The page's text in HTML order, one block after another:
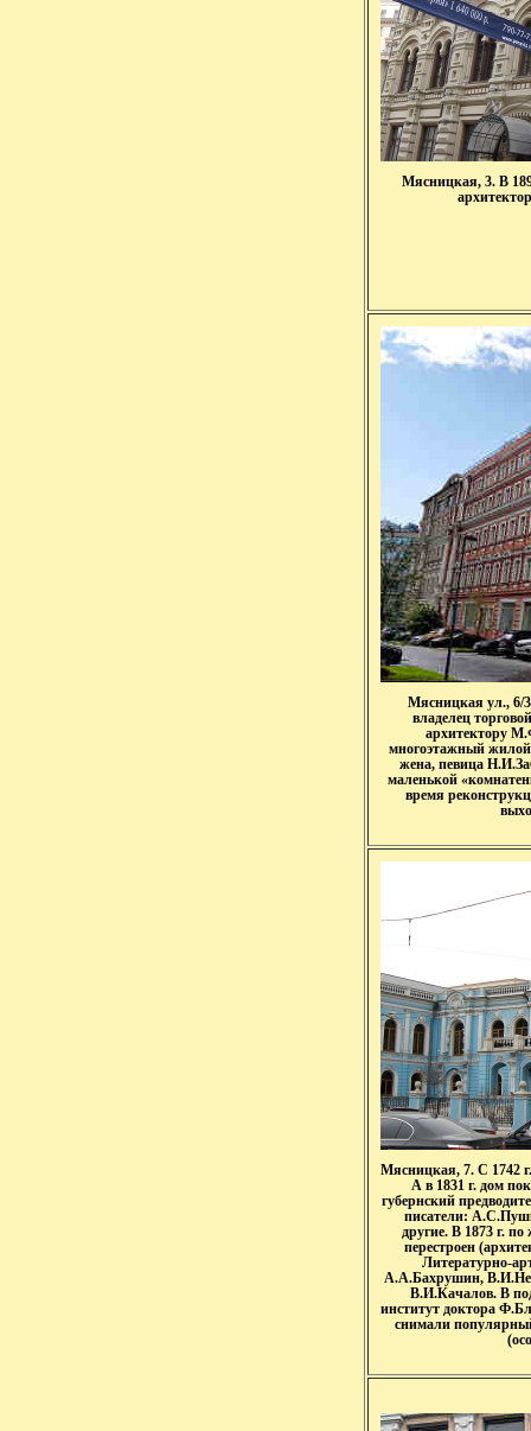
Мясницкая, 3. В
Мясницкая ул., 6/3
владелец
архитектору
многоэтажный
жена, певица
маленькой
время
Мясницкая, 7. С 1742
А в 1831 г. дом
губернский
писатели:
другие. В 1873 г.
перестроен
Литературно-
А.А.Бахрушин,
В.И.Качалов. В
институт доктора
снимали